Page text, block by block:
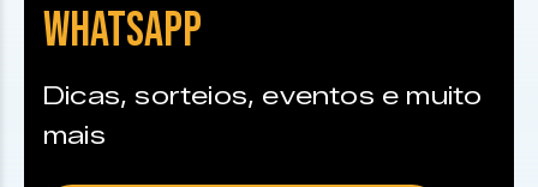
WHATSAPP
Dicas, sorteios, eventos e muito
mais